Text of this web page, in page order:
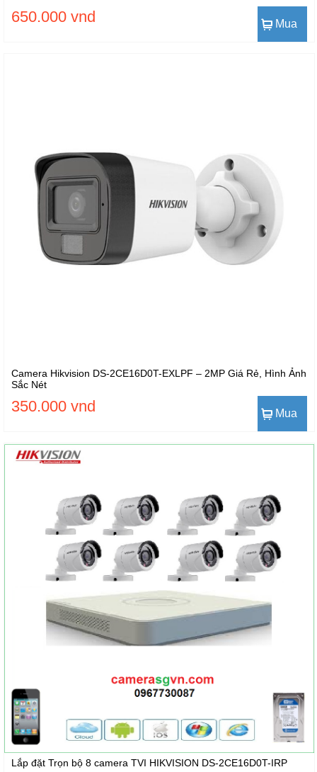
650.000 vnd Mua
Camera Hikvision DS-2CE16D0T-EXLPF – 2MP Giá Rẻ, Hình Ảnh
Sắc Nét
350.000 vnd Mua
Lắp đặt Trọn bộ 8 camera TVI HIKVISION DS-2CE16D0T-IRP